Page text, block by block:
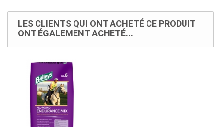
LES CLIENTS QUI ONT ACHETÉ CE PRODUIT
ONT ÉGALEMENT ACHETÉ...